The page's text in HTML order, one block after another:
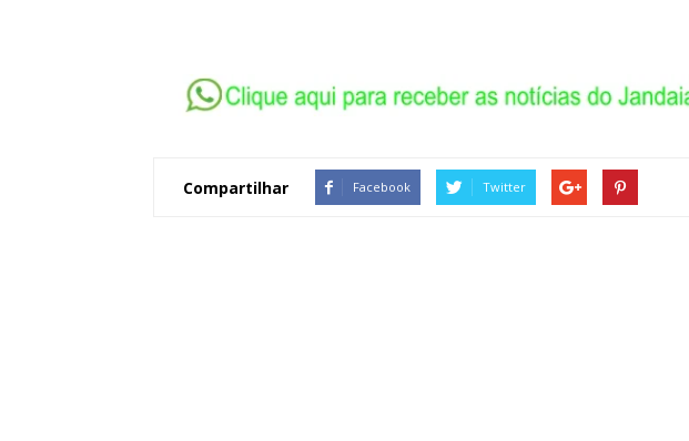
Compartilhar Facebook Twitter